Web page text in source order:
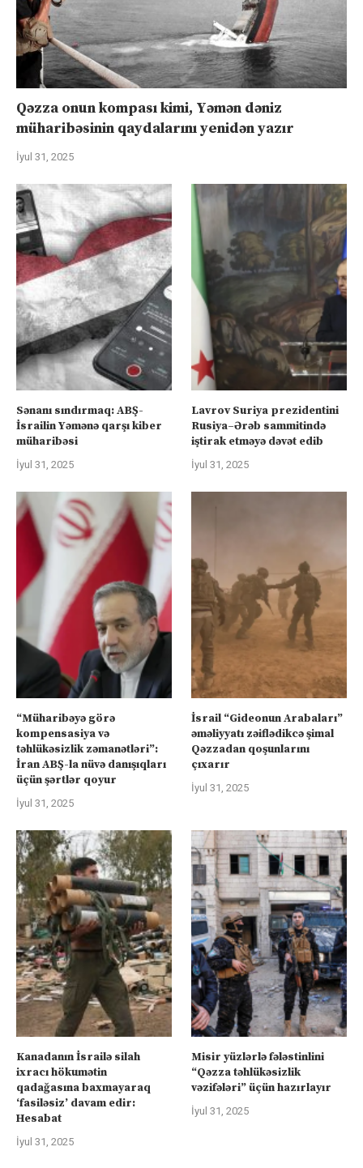
Qəzza onun kompası kimi, Yəmən dəniz
müharibəsinin qaydalarını yenidən yazır
İyul 31, 2025
Sənanı sındırmaq: ABŞ-
İsrailin Yəmənə qarşı kiber
müharibəsi
İyul 31, 2025
Lavrov Suriya prezidentini
Rusiya–Ərəb sammitində
iştirak etməyə dəvət edib
İyul 31, 2025
“Müharibəyə görə
kompensasiya və
təhlükəsizlik zəmanətləri”:
İran ABŞ-la nüvə danışıqları
üçün şərtlər qoyur
İyul 31, 2025
İsrail “Gideonun Arabaları”
əməliyyatı zəiflədikcə şimal
Qəzzadan qoşunlarını
çıxarır
İyul 31, 2025
Kanadanın İsrailə silah
ixracı hökumətin
qadağasına baxmayaraq
‘fasiləsiz’ davam edir:
Hesabat
İyul 31, 2025
Misir yüzlərlə fələstinlini
“Qəzza təhlükəsizlik
vəzifələri” üçün hazırlayır
İyul 31, 2025